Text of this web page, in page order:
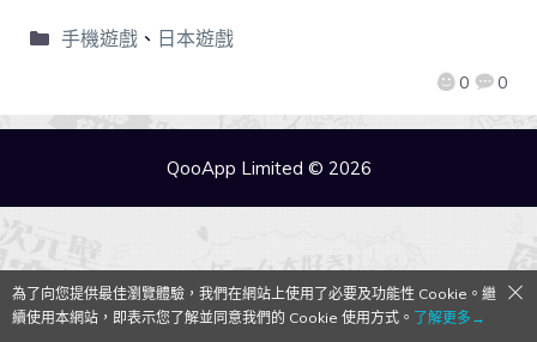
0 0
手機遊戲、 日本遊戲
QooApp Limited © 2026
為了向您提供最佳瀏覽體驗，我們在網站上使用了必要及功能性 Cookie。繼
續使用本網站，即表示您了解並同意我們的 Cookie 使用方式。 了解更多→